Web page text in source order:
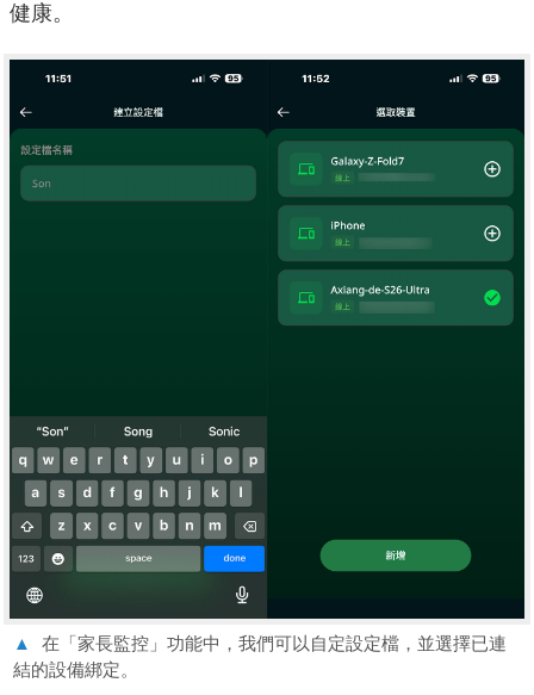
健康。
▲
在「家長監控」功能中，我們可以自定設定檔，並選擇已連
結的設備綁定。